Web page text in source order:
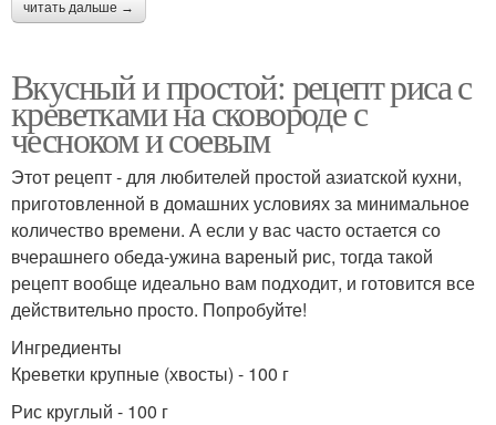
читать дальше →
Вкусный и простой: рецепт риса с
креветками на сковороде с
чесноком и соевым
Этот рецепт - для любителей простой азиатской кухни,
приготовленной в домашних условиях за минимальное
количество времени. А если у вас часто остается со
вчерашнего обеда-ужина вареный рис, тогда такой
рецепт вообще идеально вам подходит, и готовится все
действительно просто. Попробуйте!
Ингредиенты
Креветки крупные (хвосты) - 100 г
Рис круглый - 100 г